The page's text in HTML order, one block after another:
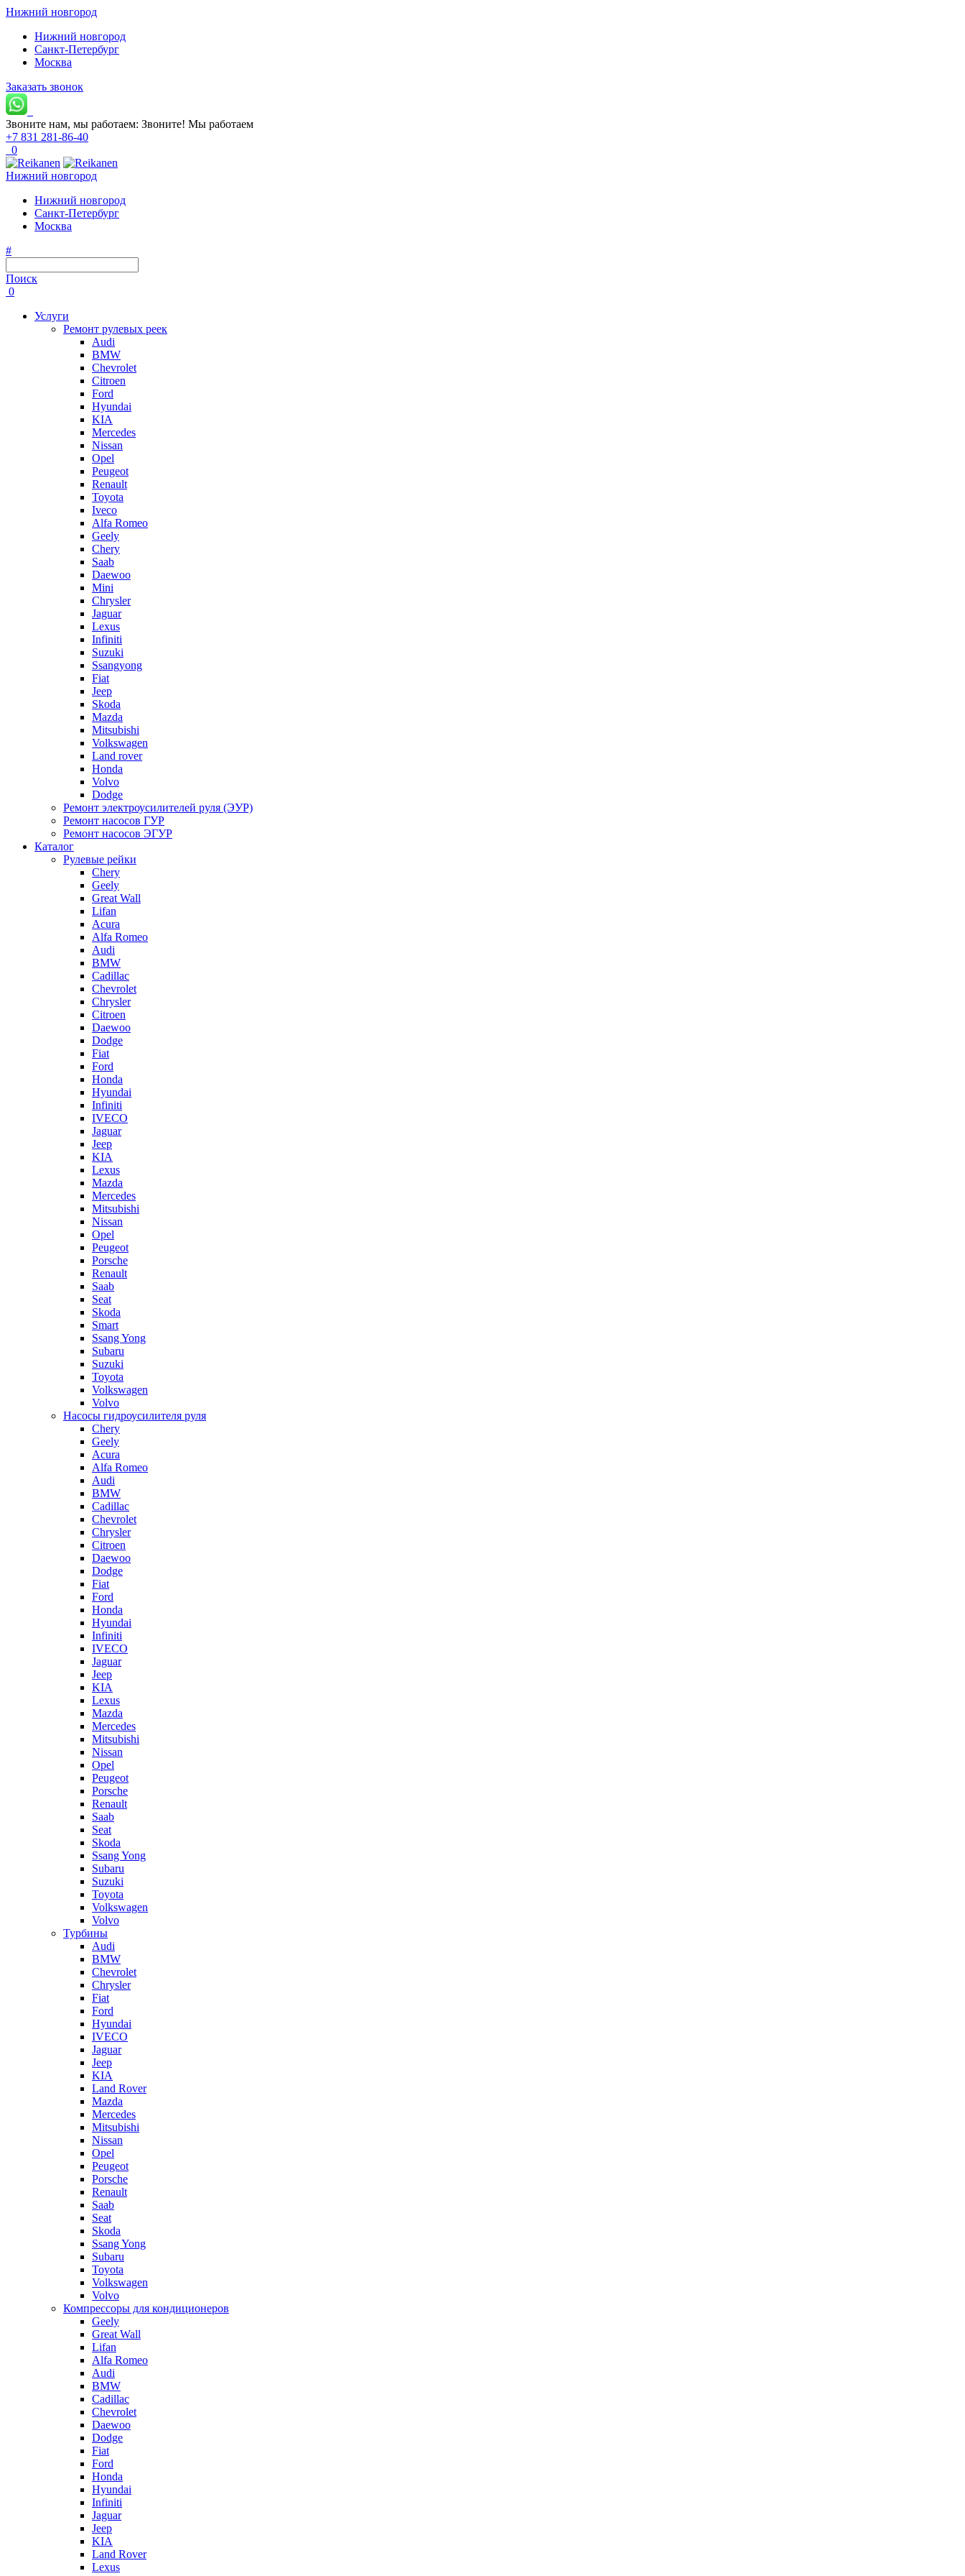
Нижний новгород
Нижний новгород
Санкт-Петербург
Москва
Заказать звонок
Звоните нам, мы работаем: Звоните! Мы работаем
+7 831 281-86-40
0
Нижний новгород
Нижний новгород
Санкт-Петербург
Москва
#
Поиск
0
Услуги
Ремонт рулевых реек
Audi
BMW
Chevrolet
Citroen
Ford
Hyundai
KIA
Mercedes
Nissan
Opel
Peugeot
Renault
Toyota
Iveco
Alfa Romeo
Geely
Chery
Saab
Daewoo
Mini
Chrysler
Jaguar
Lexus
Infiniti
Suzuki
Ssangyong
Fiat
Jeep
Skoda
Mazda
Mitsubishi
Volkswagen
Land rover
Honda
Volvo
Dodge
Ремонт электроусилителей руля (ЭУР)
Ремонт насосов ГУР
Ремонт насосов ЭГУР
Каталог
Рулевые рейки
Chery
Geely
Great Wall
Lifan
Acura
Alfa Romeo
Audi
BMW
Cadillac
Chevrolet
Chrysler
Citroen
Daewoo
Dodge
Fiat
Ford
Honda
Hyundai
Infiniti
IVECO
Jaguar
Jeep
KIA
Lexus
Mazda
Mercedes
Mitsubishi
Nissan
Opel
Peugeot
Porsche
Renault
Saab
Seat
Skoda
Smart
Ssang Yong
Subaru
Suzuki
Toyota
Volkswagen
Volvo
Насосы гидроусилителя руля
Chery
Geely
Acura
Alfa Romeo
Audi
BMW
Cadillac
Chevrolet
Chrysler
Citroen
Daewoo
Dodge
Fiat
Ford
Honda
Hyundai
Infiniti
IVECO
Jaguar
Jeep
KIA
Lexus
Mazda
Mercedes
Mitsubishi
Nissan
Opel
Peugeot
Porsche
Renault
Saab
Seat
Skoda
Ssang Yong
Subaru
Suzuki
Toyota
Volkswagen
Volvo
Турбины
Audi
BMW
Chevrolet
Chrysler
Fiat
Ford
Hyundai
IVECO
Jaguar
Jeep
KIA
Land Rover
Mazda
Mercedes
Mitsubishi
Nissan
Opel
Peugeot
Porsche
Renault
Saab
Seat
Skoda
Ssang Yong
Subaru
Toyota
Volkswagen
Volvo
Компрессоры для кондиционеров
Geely
Great Wall
Lifan
Alfa Romeo
Audi
BMW
Cadillac
Chevrolet
Daewoo
Dodge
Fiat
Ford
Honda
Hyundai
Infiniti
Jaguar
Jeep
KIA
Land Rover
Lexus